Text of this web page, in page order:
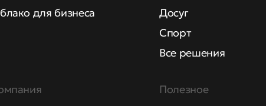
для бизнеса
Досуг
Спорт
Все решения
Полезное